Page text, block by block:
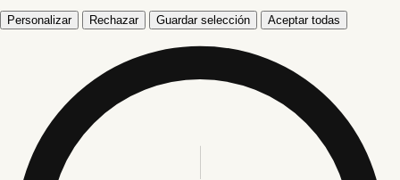
Personalizar Rechazar Guardar selección Aceptar todas